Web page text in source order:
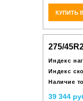
КУПИТЬ
275/
Индекс
Индекс
Наличие
39 344